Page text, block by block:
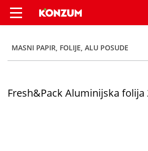
Fresh&Pack Aluminijska
MASNI PAPIR, FOLIJE, ALU POSUDE
Fresh&Pack Aluminijska folija